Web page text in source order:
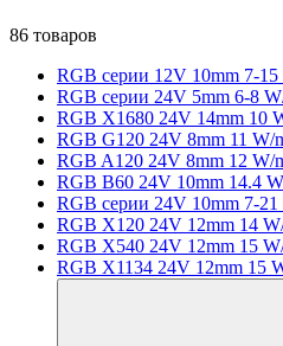
86 товаров
RGB серии 12V 10mm 7-
RGB серии 24V 5mm 6-8
RGB X1680 24V 14mm 10
RGB G120 24V 8mm 11 W/
RGB A120 24V 8mm 12 W/
RGB B60 24V 10mm 14.4
RGB серии 24V 10mm 7-
RGB X120 24V 12mm 14
RGB X540 24V 12mm 15
RGB X1134 24V 12mm 15